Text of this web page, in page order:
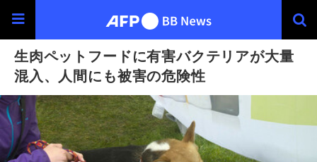
生肉ペットフードに有害バクテリアが大量
混入、人間にも被害の危険性